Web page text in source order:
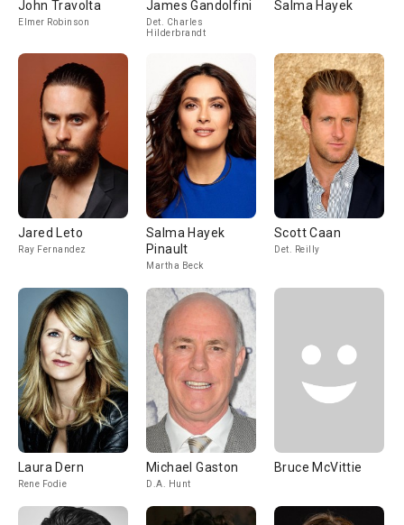
John Travolta
Elmer Robinson
James Gandolfini
Det. Charles
Hilderbrandt
Salma Hayek
Jared Leto
Ray Fernandez
Salma Hayek
Pinault
Martha Beck
Scott Caan
Det. Reilly
Laura Dern
Rene Fodie
Michael Gaston
D.A. Hunt
Bruce McVittie